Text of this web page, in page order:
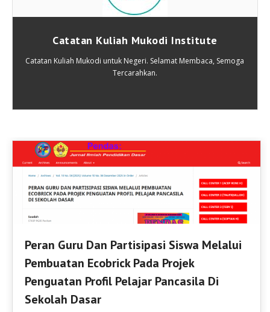
Catatan Kuliah Mukodi Institute
Catatan Kuliah Mukodi untuk Negeri. Selamat Membaca, Semoga
Tercarahkan.
Peran Guru Dan Partisipasi Siswa Melalui
Pembuatan Ecobrick Pada Projek
Penguatan Profil Pelajar Pancasila Di
Sekolah Dasar